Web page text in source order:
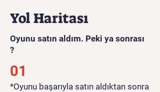
indirimle saatlerce süren
eğlence için rakipsiz bir değer.
Hemen indirin ve nihai
Yol Haritası
Oyunu satın aldım. Peki ya sonrası
?
01
*Oyunu başarıyla satın aldıktan sonra